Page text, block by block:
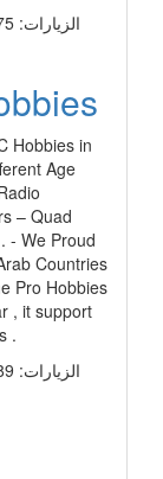
الزيارات: 5075 | التقييم: 0 | المقيّمين: 0 | المدينة
Hobbies in
Age
– Quad
- We Proud
Countries
Pro Hobbies
, it support
.
الزيارات: 2789 | التقييم: 0 | المقيّمين: 0 | المدينة